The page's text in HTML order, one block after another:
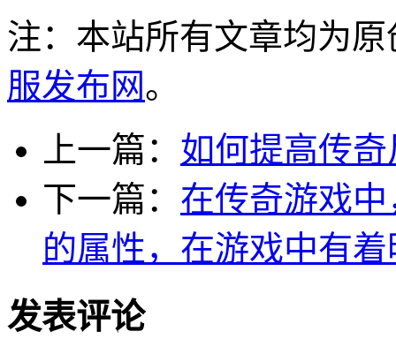
注：本站所有文章均为
服发布网。
上一篇： 如何提高传
下一篇： 在传奇游戏
的属性，在游戏中有
发表评论